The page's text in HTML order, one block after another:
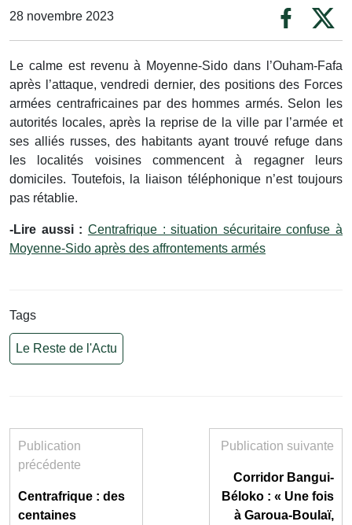
28 novembre 2023
Le calme est revenu à Moyenne-Sido dans l’Ouham-Fafa
après l’attaque, vendredi dernier, des positions des Forces
armées centrafricaines par des hommes armés. Selon les
autorités locales, après la reprise de la ville par l’armée et
ses alliés russes, des habitants ayant trouvé refuge dans
les localités voisines commencent à regagner leurs
domiciles. Toutefois, la liaison téléphonique n’est toujours
pas rétablie.
-Lire aussi : Centrafrique : situation sécuritaire confuse à
Moyenne-Sido après des affrontements armés
Tags
Le Reste de l'Actu
Publication
précédente
Centrafrique : des
centaines
Publication suivante
Corridor Bangui-
Béloko : « Une fois
à Garoua-Boulaï,